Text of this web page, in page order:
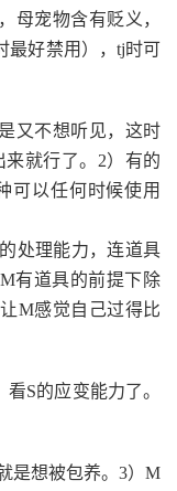
母宠物含有贬义，
最好禁用），tj时可
又不想听见，这时
就行了。2）有的
可以任何时候使用
处理能力，连道具
有道具的前提下除
M感觉自己过得比
S的应变能力了。
是想被包养。3）M